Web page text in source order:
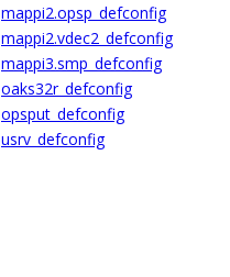
mappi2.opsp_defconfig
mappi2.vdec2_defconfig
mappi3.smp_defconfig
oaks32r_defconfig
opsput_defconfig
usrv_defconfig